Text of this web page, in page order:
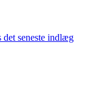
det seneste indlæg